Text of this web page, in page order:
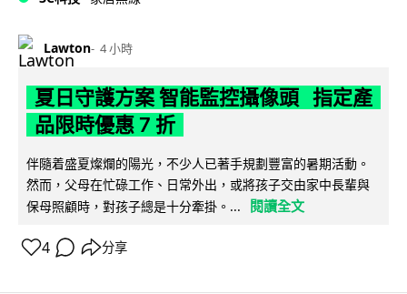
Lawton 4 小時
夏日守護方案 智能監控攝像頭 指定產
品限時優惠 7 折
伴隨着盛夏燦爛的陽光，不少人已著手規劃豐富的暑期活動。
然而，父母在忙碌工作、日常外出，或將孩子交由家中長輩與
保母照顧時，對孩子總是十分牽掛。...
閱讀全文
4 分享